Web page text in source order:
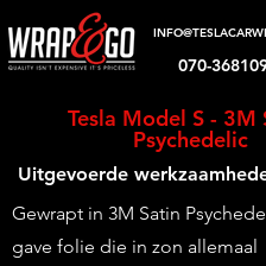
070-
Tesla Model S - 3M
Psychedelic
Uitgevoerde
Gewrapt in 3M Satin
gave folie die in zon allemaal